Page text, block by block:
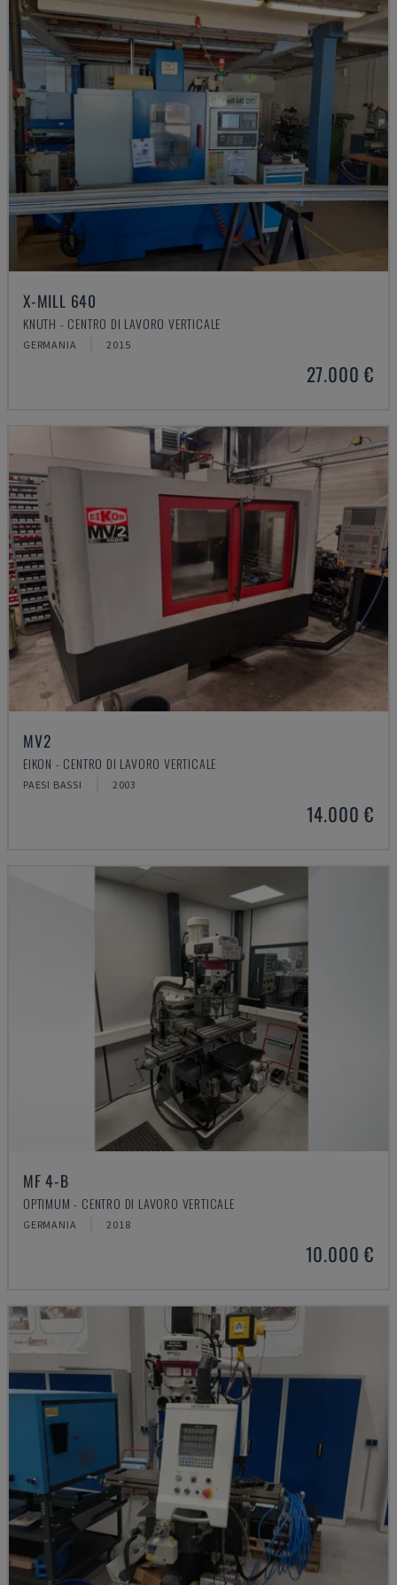
X-MILL 640
KNUTH - CENTRO DI LAVORO VERTICALE
GERMANIA 2015
27.000 €
MV2
EIKON - CENTRO DI LAVORO VERTICALE
PAESI BASSI 2003
14.000 €
MF 4-B
OPTIMUM - CENTRO DI LAVORO VERTICALE
GERMANIA 2018
10.000 €